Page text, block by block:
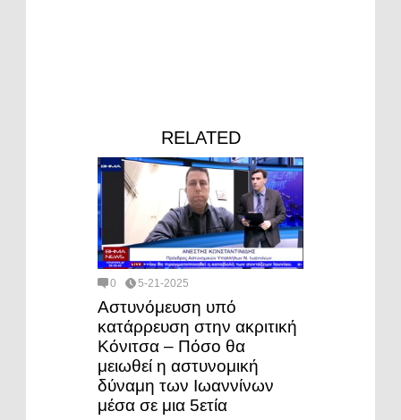
RELATED
0 5-21-2025
Αστυνόμευση υπό
κατάρρευση στην ακριτική
Κόνιτσα – Πόσο θα
μειωθεί η αστυνομική
δύναμη των Ιωαννίνων
μέσα σε μια 5ετία